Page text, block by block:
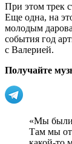
При этом трек
Еще одна, на
молодым
события год
с Валерией.
Получайте
«Мы были
Там мы